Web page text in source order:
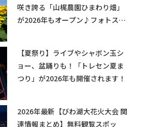
咲き誇る「山梶農園ひまわり畑」
が2026年もオープン♪フォトスポ
【夏祭り】ライブやシャボン玉シ
ョー、盆踊りも！「トレセン夏ま
つり」が2026年も開催されます！
2026年最新【びわ湖大花火大会 関
連情報まとめ】無料観覧スポッ